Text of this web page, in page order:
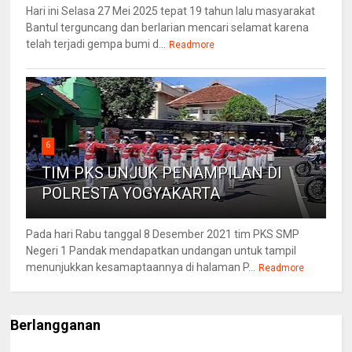
Hari ini Selasa 27 Mei 2025 tepat 19 tahun lalu masyarakat
Bantul terguncang dan berlarian mencari selamat karena
telah terjadi gempa bumi d...
Readmore
6
TIM PKS UNJUK PENAMPILAN DI
POLRESTA YOGYAKARTA
Pada hari Rabu tanggal 8 Desember 2021 tim PKS SMP
Negeri 1 Pandak mendapatkan undangan untuk tampil
menunjukkan kesamaptaannya di halaman P...
Readmore
Berlangganan